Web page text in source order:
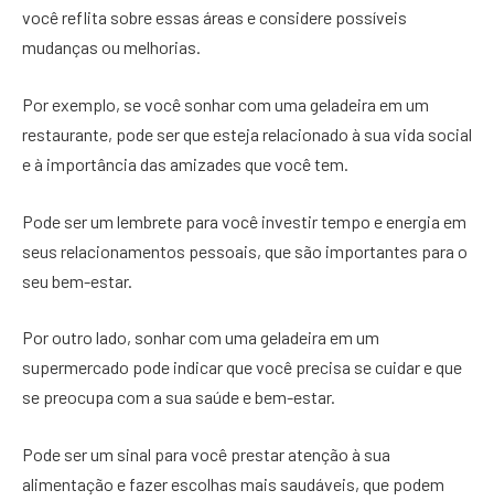
você reflita sobre essas áreas e considere possíveis
mudanças ou melhorias.
Por exemplo, se você sonhar com uma geladeira em um
restaurante, pode ser que esteja relacionado à sua vida social
e à importância das amizades que você tem.
Pode ser um lembrete para você investir tempo e energia em
seus relacionamentos pessoais, que são importantes para o
seu bem-estar.
Por outro lado, sonhar com uma geladeira em um
supermercado pode indicar que você precisa se cuidar e que
se preocupa com a sua saúde e bem-estar.
Pode ser um sinal para você prestar atenção à sua
alimentação e fazer escolhas mais saudáveis, que podem